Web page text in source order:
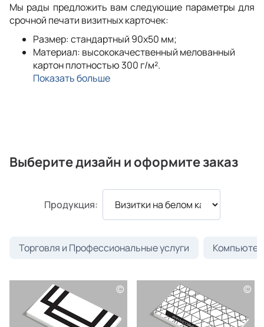
Мы рады предложить вам следующие параметры для
срочной печати визитных карточек:
Размер: стандартный 90x50 мм;
Материал: высококачественный мелованный
картон плотностью 300 г/м².
Показать больше
Выберите дизайн и оформите заказ
Продукция:
Торговля и Профессиональные услуги
© ©